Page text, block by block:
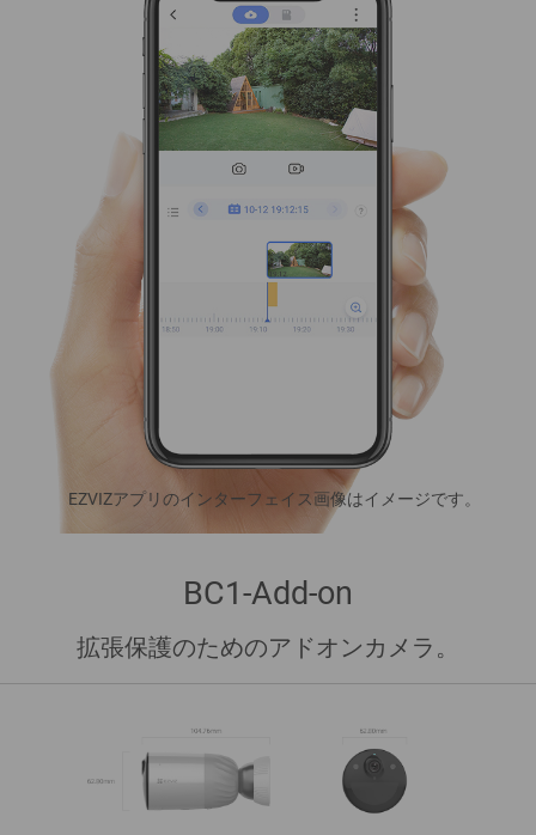
EZVIZアプリのインターフェイス画像はイメージです。
BC1-Add-on
拡張保護のためのアドオンカメラ。